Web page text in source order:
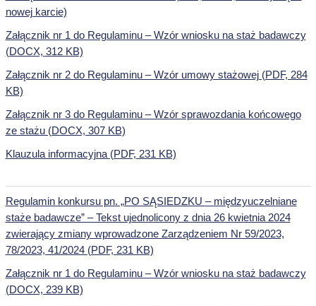
nowej karcie)
Załącznik nr 1 do Regulaminu – Wzór wniosku na staż badawczy
(DOCX, 312 KB)
Załącznik nr 2 do Regulaminu – Wzór umowy stażowej (PDF, 284
KB)
Załącznik nr 3 do Regulaminu – Wzór sprawozdania końcowego
ze stażu (DOCX, 307 KB)
Klauzula informacyjna (PDF, 231 KB)
Regulamin konkursu pn. „PO SĄSIEDZKU – międzyuczelniane
staże badawcze” – Tekst ujednolicony z dnia 26 kwietnia 2024
zwierający zmiany wprowadzone Zarządzeniem Nr 59/2023,
78/2023, 41/2024 (PDF, 231 KB)
Załącznik nr 1 do Regulaminu – Wzór wniosku na staż badawczy
(DOCX, 239 KB)